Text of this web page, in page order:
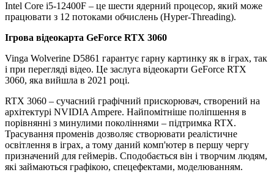
Intel Core i5-12400F – це шести ядерний процесор, який може
працювати з 12 потоками обчислень (Hyper-Threading).
Ігрова відеокарта GeForce RTX 3060
Vinga Wolverine D5861 гарантує гарну картинку як в іграх, так
і при перегляді відео. Це заслуга відеокарти GeForce RTX
3060, яка вийшла в 2021 році.
RTX 3060 – сучасний графічний прискорювач, створений на
архітектурі NVIDIA Ampere. Найпомітніше поліпшення в
порівнянні з минулими поколіннями – підтримка RTX.
Трасування променів дозволяє створювати реалістичне
освітлення в іграх, а тому даний комп'ютер в першу чергу
призначений для геймерів. Сподобається він і творчим людям,
які займаються графікою, спецефектами, моделюванням.